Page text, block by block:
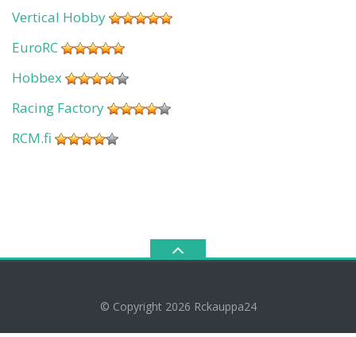
Vertical Hobby
EuroRC
Hobbex
Racing Factory
RCM.fi
© Copyright 2026 Rckauppa24